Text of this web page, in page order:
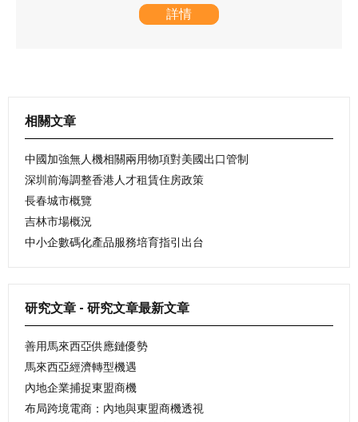
詳情
相關文章
中國加強無人機相關兩用物項對美國出口管制
深圳前海調整香港人才租賃住房政策
長春城市概覽
吉林市場概況
中小企數碼化產品服務培育指引出台
研究文章 - 研究文章最新文章
善用馬來西亞供應鏈優勢
馬來西亞經濟轉型機遇
內地企業捕捉東盟商機
布局跨境電商：內地與東盟商機透視